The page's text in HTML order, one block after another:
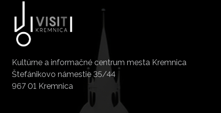
Kultúrne a informačné centrum mesta Kremnica
Štefánikovo námestie 35/44
967 01 Kremnica